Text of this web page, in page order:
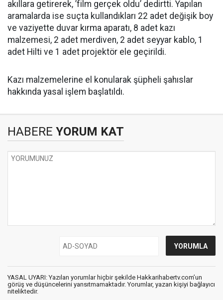
akıllara getirerek, ’film gerçek oldu’ dedirtti. Yapılan
aramalarda ise suçta kullandıkları 22 adet değişik boy
ve vaziyette duvar kırma aparatı, 8 adet kazı
malzemesi, 2 adet merdiven, 2 adet seyyar kablo, 1
adet Hilti ve 1 adet projektör ele geçirildi.
Kazı malzemelerine el konularak şüpheli şahıslar
hakkında yasal işlem başlatıldı.
HABERE YORUM KAT
YASAL UYARI: Yazılan yorumlar hiçbir şekilde Hakkarihabertv.com’un
görüş ve düşüncelerini yansıtmamaktadır. Yorumlar, yazan kişiyi bağlayıcı
niteliktedir.